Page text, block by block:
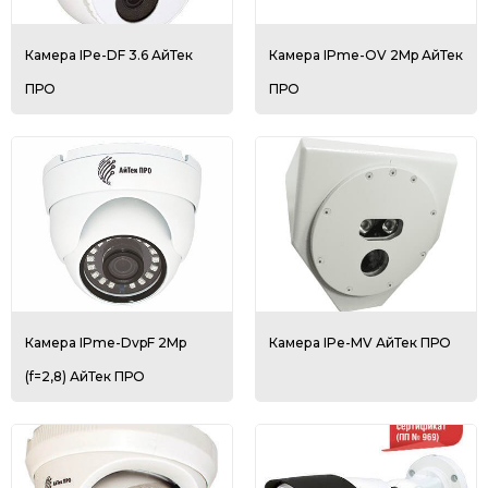
Камера IPe-DF 3.6 АйТек
ПРО
Камера IPme-OV 2Mp АйТек
ПРО
Камера IPme-DvpF 2Mp
(f=2,8) АйТек ПРО
Камера IPe-MV АйТек ПРО